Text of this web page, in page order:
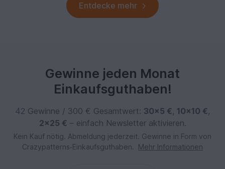
Entdecke mehr
Gewinne jeden Monat
Einkaufsguthaben!
42 Gewinne / 300 € Gesamtwert: 30×5 €, 10×10 €,
2×25 € – einfach Newsletter aktivieren.
Kein Kauf nötig. Abmeldung jederzeit. Gewinne in Form von
Crazypatterns‑Einkaufsguthaben.
Mehr Informationen